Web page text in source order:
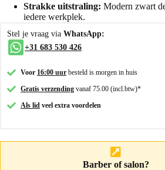
Strakke uitstraling: Modern zwart
iedere werkplek.
Stel je vraag via WhatsApp:
+31 683 530 426
Voor 16:00 uur besteld is morgen in huis
Gratis verzending vanaf 75.00 (incl.btw)*
Als lid veel extra voordelen
Barber of salon?